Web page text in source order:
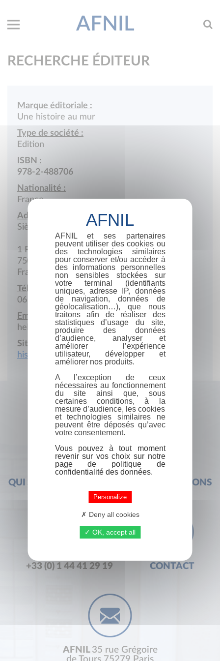
AFNIL
RECHERCHE ÉDITEUR
Marque éditoriale :
Une histoire au mur
Type de société :
Edition
ISBN :
978-2-488706
Nationalité :
France
Adresse :
Siège social
1 Place du Louvre
75001 Paris
France
Téléphone portable :
06 10 70 60 36
Email :
hello@histoireaumur.com
Site Internet :
histoireaumur.com
QUI SOMMES-NOUS ? FOIRE AUX QUESTIONS
+33 (0) 1 44 41 29 19 CONTACT
AFNIL 35 rue Grégoire
AFNIL et ses partenaires
peuvent utiliser des cookies ou
des technologies similaires
pour conserver et/ou accéder à
des informations personnelles
non sensibles stockées sur
votre terminal (identifiants
uniques, adresse IP, données
de navigation, données de
géolocalisation…), que nous
traitons afin de réaliser des
statistiques d’usage du site,
produire des données
d’audience, analyser et
améliorer l’expérience
utilisateur, développer et
améliorer nos produits.
A l’exception de ceux
nécessaires au fonctionnement
du site ainsi que, sous
certaines conditions, à la
mesure d’audience, les cookies
et technologies similaires ne
peuvent être déposés qu’avec
votre consentement.
Vous pouvez à tout moment
revenir sur vos choix sur notre
page de politique de
confidentialité des données.
Personalize
Deny all cookies
OK, accept all